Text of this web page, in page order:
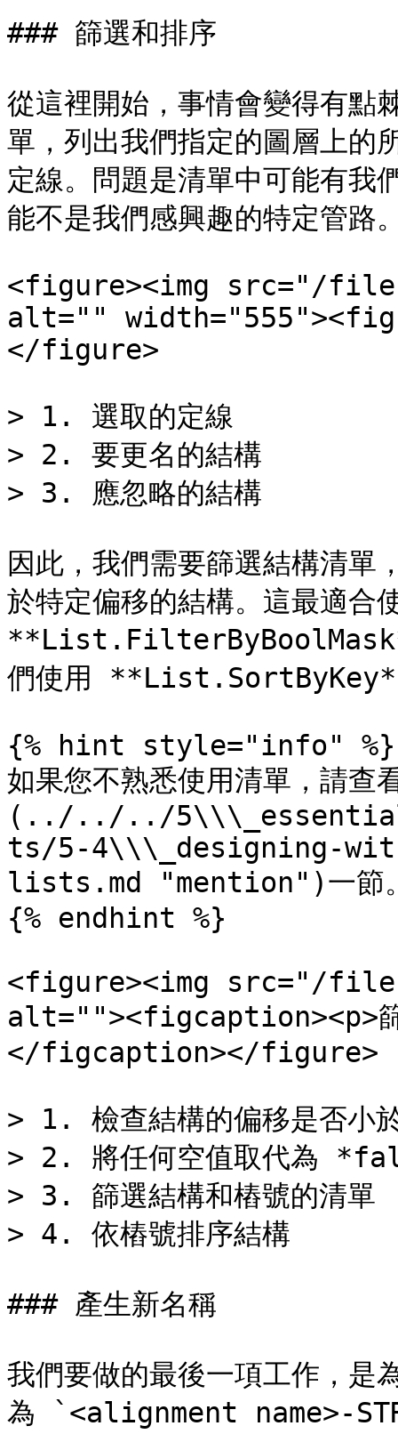
### 篩選和排序
從這裡開始，事情會變得有點
單，列出我們指定的圖層上的
定線。問題是清單中可能有我
能不是我們感興趣的特定管路
<figure><img src="/files/
alt=""
</figure>
> 1. 選取的定線
> 2. 要更名的結構
> 3. 應忽略的結構
因此，我們需要篩選結構清單
於特定偏移的結構。這最適合
**List.FilterByBoolMask**
們使用 **List.SortByKey**
{% hint style="info" %}
如果您不熟悉使用清單，
(../../../
ts/5-4\\\_designing-
lists.md "mention")一節
{% endhint %}
<figure><img src="/files/
alt=""><figcaption><p>篩
</figcaption></figure>
> 1. 檢查結構的偏移是否小
> 2. 將任何空值取代為
> 3. 篩選結構和樁號的清單
> 4. 依樁號排序結構
### 產生新名稱
我們要做的最後一項工作，是
為 `<alignment name>-